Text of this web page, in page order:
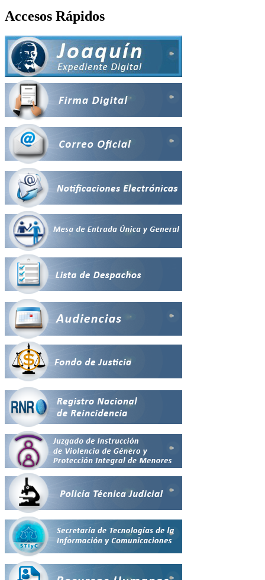
Accesos Rápidos